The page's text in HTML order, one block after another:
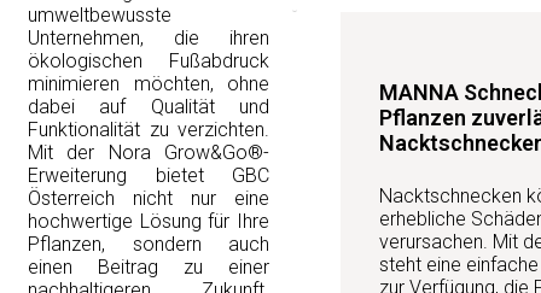
MANNA
Pflanzen
Nacktschnecken
erhebliche
verursachen. Mit
steht eine
zur Verfügung, die
umweltbewusste
Unternehmen, die ihren
ökologischen Fußabdruck
minimieren möchten, ohne
dabei auf Qualität und
Funktionalität zu verzichten.
Mit der Nora Grow&Go®-
Erweiterung bietet GBC
Österreich nicht nur eine
hochwertige Lösung für Ihre
Pflanzen, sondern auch
einen Beitrag zu einer